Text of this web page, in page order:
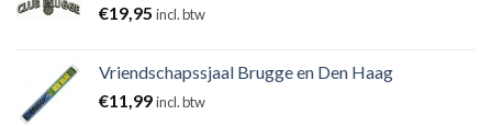
€19,95 incl. btw
Vriendschapssjaal Brugge en Den Haag
€11,99incl. btw